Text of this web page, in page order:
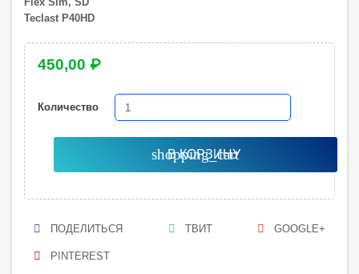
Teclast P40HD
450,00 ₽
Количество
shopping_cart
В КОРЗИНУ
ПОДЕЛИТЬСЯ ТВИТ GOOGLE+
PINTEREST